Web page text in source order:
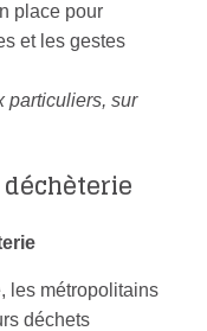
place pour
et les gestes
particuliers, sur
les métropolitains
déchets